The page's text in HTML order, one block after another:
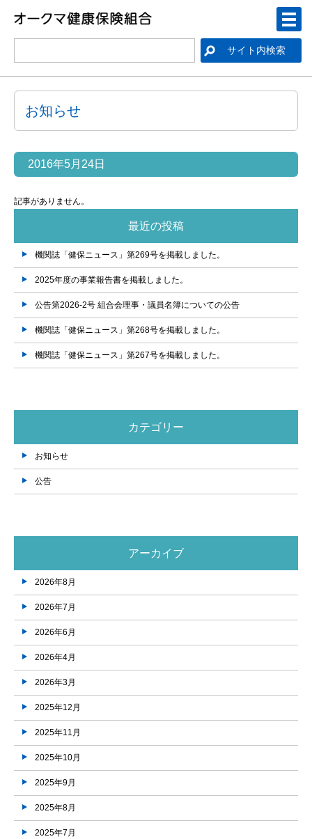
お知らせ
2016年5月24日
記事がありません。
最近の投稿
機関誌「健保ニュース」第269号を掲載しました。
2025年度の事業報告書を掲載しました。
公告第2026-2号 組合会理事・議員名簿についての公告
機関誌「健保ニュース」第268号を掲載しました。
機関誌「健保ニュース」第267号を掲載しました。
カテゴリー
お知らせ
公告
アーカイブ
2026年8月
2026年7月
2026年6月
2026年4月
2026年3月
2025年12月
2025年11月
2025年10月
2025年9月
2025年8月
2025年7月